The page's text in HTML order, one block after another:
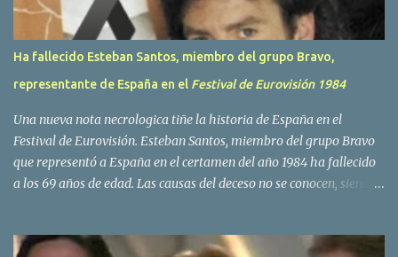
Ha fallecido Esteban Santos, miembro del grupo Bravo,
representante de España en el Festival de Eurovisión 1984
Una nueva nota necrologica tiñe la historia de España en el
Festival de Eurovisión. Esteban Santos, miembro del grupo Bravo
que representó a España en el certamen del año 1984 ha fallecido
a los 69 años de edad. Las causas del deceso no se conocen, siendo
traves de las redes sociales. Nacido en Tolosa en 1951, durante su